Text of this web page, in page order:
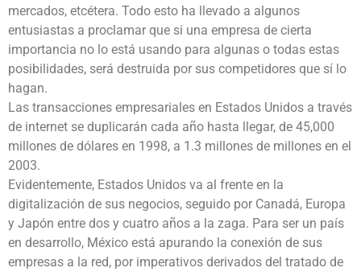
mercados, etcétera. Todo esto ha llevado a algunos
entusiastas a proclamar que si una empresa de cierta
importancia no lo está usando para algunas o todas estas
posibilidades, será destruida por sus competidores que sí lo
hagan.
Las transacciones empresariales en Estados Unidos a través
de internet se duplicarán cada año hasta llegar, de 45,000
millones de dólares en 1998, a 1.3 millones de millones en el
2003.
Evidentemente, Estados Unidos va al frente en la
digitalización de sus negocios, seguido por Canadá, Europa
y Japón entre dos y cuatro años a la zaga. Para ser un país
en desarrollo, México está apurando la conexión de sus
empresas a la red, por imperativos derivados del tratado de